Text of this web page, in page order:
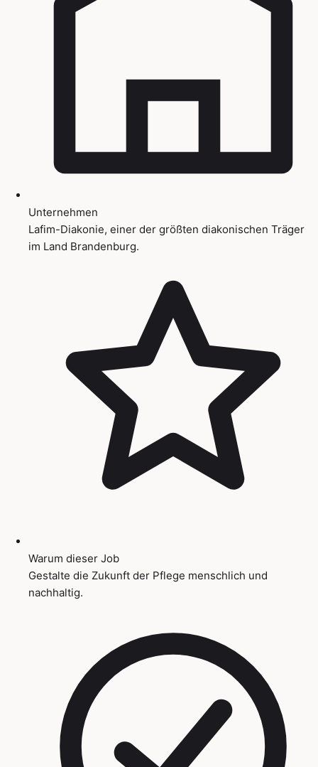
Unternehmen
Lafim-Diakonie, einer der größten diakonischen Träger
im Land Brandenburg.
Warum dieser Job
Gestalte die Zukunft der Pflege menschlich und
nachhaltig.